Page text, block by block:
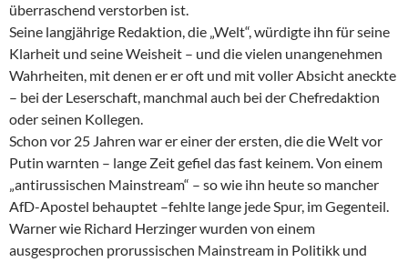
überraschend verstorben ist.
Seine langjährige Redaktion, die „Welt“, würdigte ihn für seine
Klarheit und seine Weisheit – und die vielen unangenehmen
Wahrheiten, mit denen er er oft und mit voller Absicht aneckte
– bei der Leserschaft, manchmal auch bei der Chefredaktion
oder seinen Kollegen.
Schon vor 25 Jahren war er einer der ersten, die die Welt vor
Putin warnten – lange Zeit gefiel das fast keinem. Von einem
„antirussischen Mainstream“ – so wie ihn heute so mancher
AfD-Apostel behauptet –fehlte lange jede Spur, im Gegenteil.
Warner wie Richard Herzinger wurden von einem
ausgesprochen prorussischen Mainstream in Politikk und